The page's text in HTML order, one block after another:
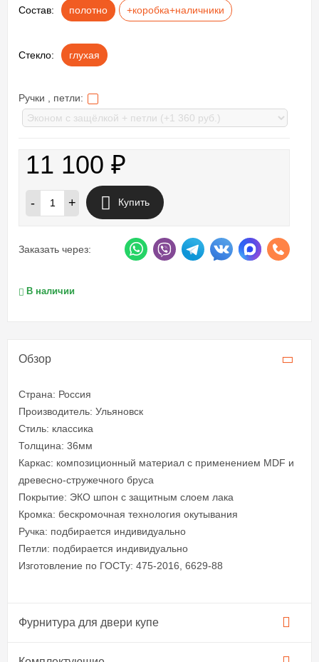
Состав: полотно +коробка+наличники
Стекло: глухая
Ручки , петли:
11 100 ₽
- + Купить
Заказать через:
В наличии
Обзор
Страна: Россия
Производитель: Ульяновск
Стиль: классика
Толщина: 36мм
Каркас: композиционный материал с применением MDF и
древесно-стружечного бруса
Покрытие: ЭКО шпон с защитным слоем лака
Кромка: бескромочная технология окутывания
Ручка: подбирается индивидуально
Петли: подбирается индивидуально
Изготовление по ГОСТу: 475-2016, 6629-88
Фурнитура для двери купе​